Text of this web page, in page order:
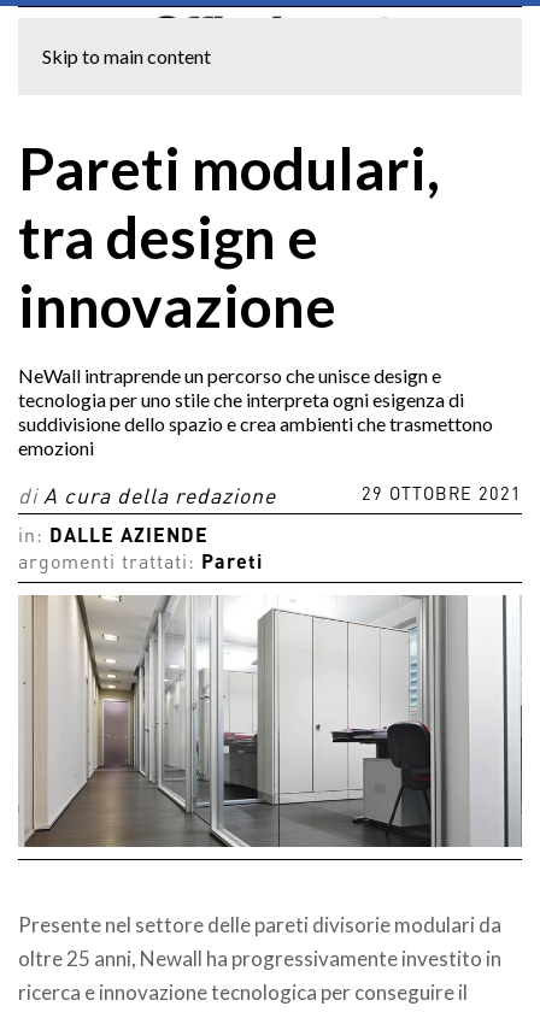
Skip to main content
Pareti modulari,
tra design e
innovazione
NeWall intraprende un percorso che unisce design e
tecnologia per uno stile che interpreta ogni esigenza di
suddivisione dello spazio e crea ambienti che trasmettono
emozioni
di A cura della redazione 29 OTTOBRE 2021
in:
DALLE AZIENDE
argomenti trattati:
Pareti
Presente nel settore delle pareti divisorie modulari da
oltre 25 anni, Newall ha progressivamente investito in
ricerca e innovazione tecnologica per conseguire il